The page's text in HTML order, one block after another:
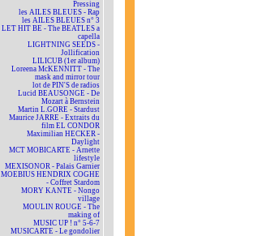
Pressing
les AILES BLEUES - Rap
les AILES BLEUES n° 3
LET HIT BE - The BEATLES a
capella
LIGHTNING SEEDS -
Jollification
LILICUB (1er album)
Loreena McKENNITT - The
mask and mirror tour
lot de PIN'S de radios
Lucid BEAUSONGE - De
Mozart à Bernstein
Martin L.GORE - Stardust
Maurice JARRE - Extraits du
film EL CONDOR
Maximilian HECKER -
Daylight
MCT MOBICARTE - Arnette
lifestyle
MEXISONOR - Palais Garnier
MOEBIUS HENDRIX COGHE
- Coffret Stardom
MORY KANTE - Nongo
village
MOULIN ROUGE - The
making of
MUSIC UP ! n° 5-6-7
MUSICARTE - Le gondolier